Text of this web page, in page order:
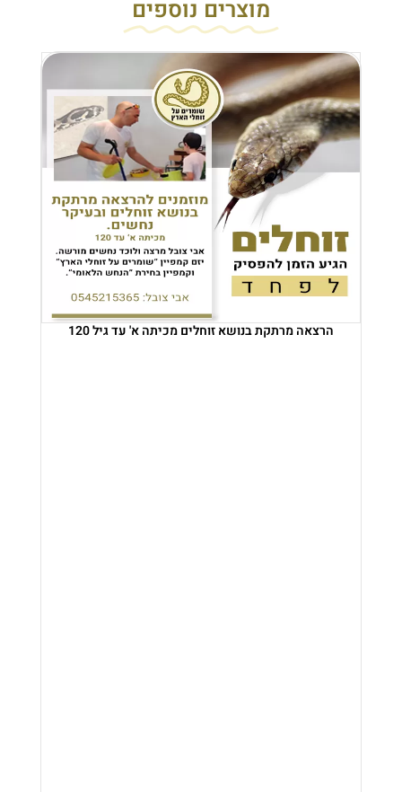
מוצרים נוספים
הרצאה מרתקת בנושא זוחלים מכיתה א' עד גיל 120